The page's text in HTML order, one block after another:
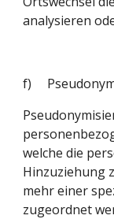
analysieren
f)
welche die
Hinzuziehung
mehr einer
zugeordnet